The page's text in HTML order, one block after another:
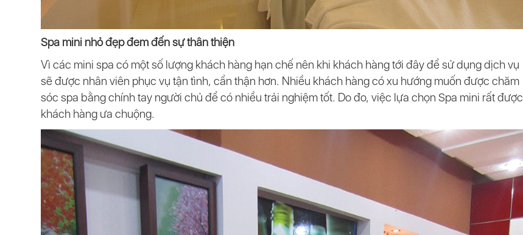
Spa mini nhỏ đẹp đem đến sự thân thiện
Vì các mini spa có một số lượng khách hàng hạn chế nên khi khách hàng tới đây để sử dụng dịch vụ
sẽ được nhân viên phục vụ tận tình, cẩn thận hơn. Nhiều khách hàng có xu hướng muốn được chăm
sóc spa bằng chính tay người chủ để có nhiều trải nghiệm tốt. Do đo, việc lựa chọn Spa mini rất được
khách hàng ưa chuộng.